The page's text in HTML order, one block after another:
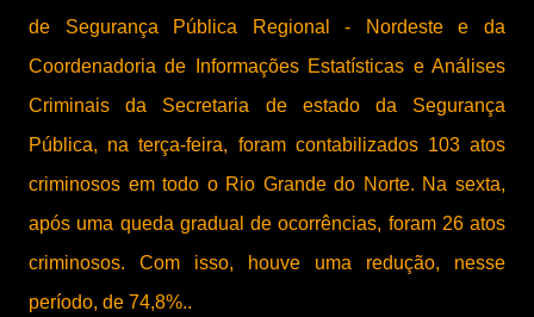
de Segurança Pública Regional - Nordeste e da
Coordenadoria de Informações Estatísticas e Análises
Criminais da Secretaria de estado da Segurança
Pública, na terça-feira, foram contabilizados 103 atos
criminosos em todo o Rio Grande do Norte. Na sexta,
após uma queda gradual de ocorrências, foram 26 atos
criminosos. Com isso, houve uma redução, nesse
período, de 74,8%..